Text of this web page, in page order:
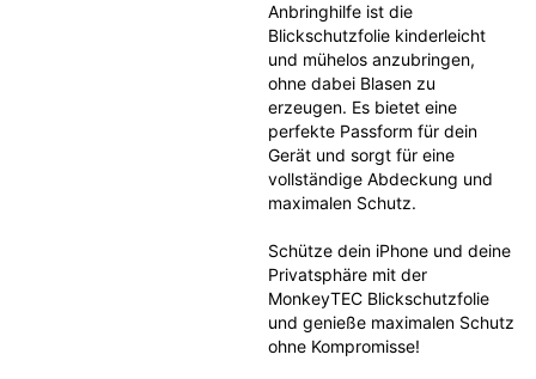
Anbringhilfe ist die
Blickschutzfolie kinderleicht
und mühelos anzubringen,
ohne dabei Blasen zu
erzeugen. Es bietet eine
perfekte Passform für dein
Gerät und sorgt für eine
vollständige Abdeckung und
maximalen Schutz.
Schütze dein iPhone und deine
Privatsphäre mit der
MonkeyTEC Blickschutzfolie
und genieße maximalen Schutz
ohne Kompromisse!